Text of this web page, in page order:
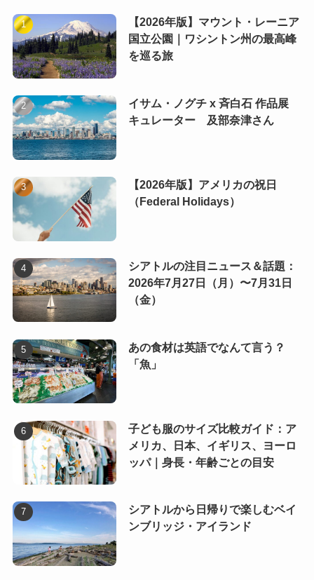
【2026年版】マウント・レーニア
国立公園｜ワシントン州の最高峰
を巡る旅
イサム・ノグチ x 斉白石 作品展
キュレーター 及部奈津さん
【2026年版】アメリカの祝日
（Federal Holidays）
シアトルの注目ニュース＆話題：
2026年7月27日（月）〜7月31日
（金）
あの食材は英語でなんて言う？
「魚」
子ども服のサイズ比較ガイド：ア
メリカ、日本、イギリス、ヨーロ
ッパ｜身長・年齢ごとの目安
シアトルから日帰りで楽しむベイ
ンブリッジ・アイランド